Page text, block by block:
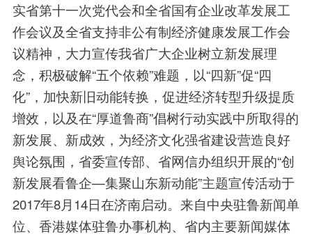
实省第十一次党代会和全省国有企业改革发展工
作会议及全省支持非公有制经济健康发展工作会
议精神，大力宣传我省广大企业树立新发展理
念 ， 积极破解“五个依赖”难题，以“四新”促“四
化”，加快新旧动能转换，促进经济转型升级提质
增效，以及在“厚道鲁商”倡树行动实践中所取得的
新发展、新成效，为经济文化强省建设营造良好
舆论氛围，省委宣传部、省网信办组织开展的“创
新发展看鲁企—集聚山东新动能”主题宣传活动于
2017年8月14日在济南启动。 来自中央驻鲁新闻单
位、香港媒体驻鲁办事机构、省内主要新闻媒体